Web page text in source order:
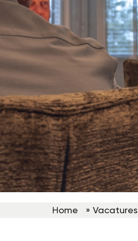
Home » Vacatures